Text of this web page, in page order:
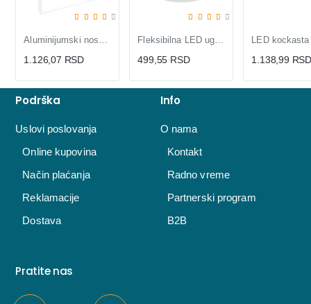
1.126,07 RSD 499,55 RSD 1.138,99 RSD
Podrška
Uslovi poslovanja
Online kupovina
Način plaćanja
Reklamacije
Dostava
Info
O nama
Kontakt
Radno vreme
Partnerski program
B2B
Pratite nas